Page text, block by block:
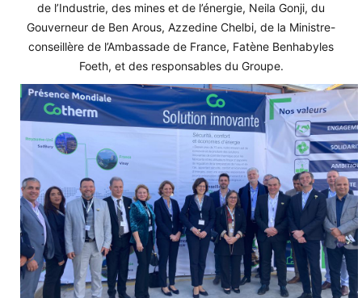
de l’Industrie, des mines et de l’énergie, Neila Gonji, du
Gouverneur de Ben Arous, Azzedine Chelbi, de la Ministre-
conseillère de l’Ambassade de France, Fatène Benhabyles
Foeth, et des responsables du Groupe.